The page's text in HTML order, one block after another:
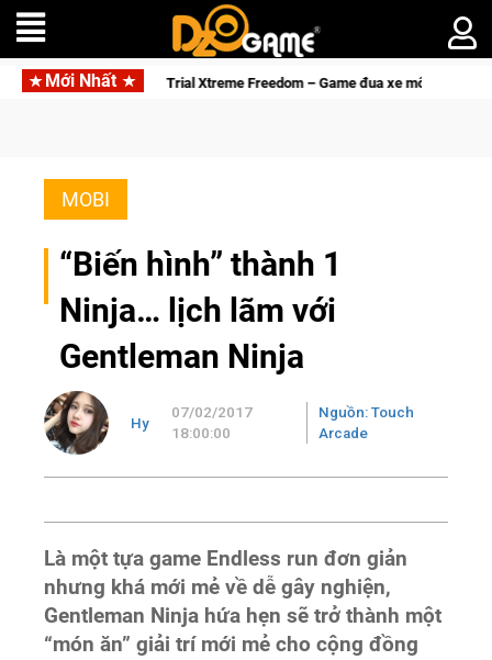
Mới Nhất
Trial Xtreme Freedom – Game đua xe mô tô PvP sở hữu vật lý siêu thực
MOBI
“Biến hình” thành 1
Ninja… lịch lãm với
Gentleman Ninja
Hy
07/02/2017
18:00:00
Nguồn: Touch
Arcade
Là một tựa game Endless run đơn giản
nhưng khá mới mẻ về dễ gây nghiện,
Gentleman Ninja hứa hẹn sẽ trở thành một
“món ăn” giải trí mới mẻ cho cộng đồng